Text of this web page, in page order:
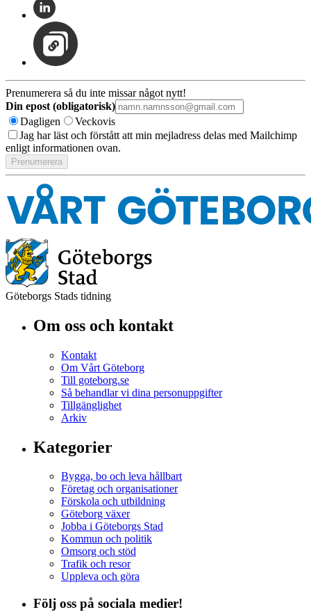
Prenumerera så du inte missar något nytt!
Din epost (obligatorisk)
Dagligen
Veckovis
Jag har läst och förstått att min mejladress delas med Mailchimp
enligt informationen ovan.
Göteborgs Stads tidning
Om oss och kontakt
Kontakt
Om Vårt Göteborg
Till goteborg.se
Så behandlar vi dina personuppgifter
Tillgänglighet
Arkiv
Kategorier
Bygga, bo och leva hållbart
Företag och organisationer
Förskola och utbildning
Göteborg växer
Jobba i Göteborgs Stad
Kommun och politik
Omsorg och stöd
Trafik och resor
Uppleva och göra
Följ oss på sociala medier!